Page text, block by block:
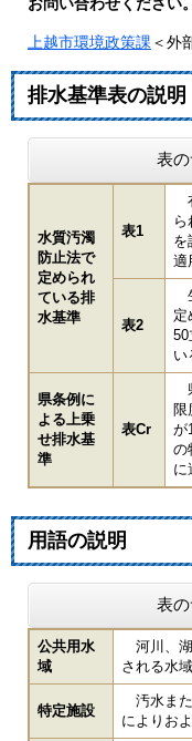
上越市環境政策課 ＜外
排水基準表の説明
表
水質汚濁
防止法で
定められ
ている排
水基準
表1
を
適
表2
定
50
い
県条例に
よる上乗
せ排水基
準
表Cr
限
が
の
に
用語の説明
表
公共用水
域
河川、湖
される水
特定施設
汚水また
によりお